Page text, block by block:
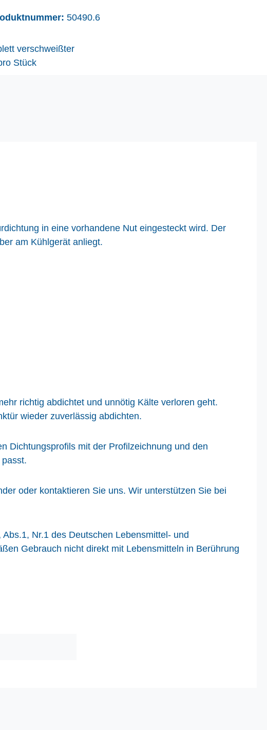
50490.6
verschweißter
Stück
in eine vorhandene Nut eingesteckt wird. Der
am Kühlgerät anliegt.
richtig abdichtet und unnötig Kälte verloren geht.
wieder zuverlässig abdichten.
Dichtungsprofils mit der Profilzeichnung und den
oder kontaktieren Sie uns. Wir unterstützen Sie bei
Nr.1 des Deutschen Lebensmittel- und
Gebrauch nicht direkt mit Lebensmitteln in Berührung